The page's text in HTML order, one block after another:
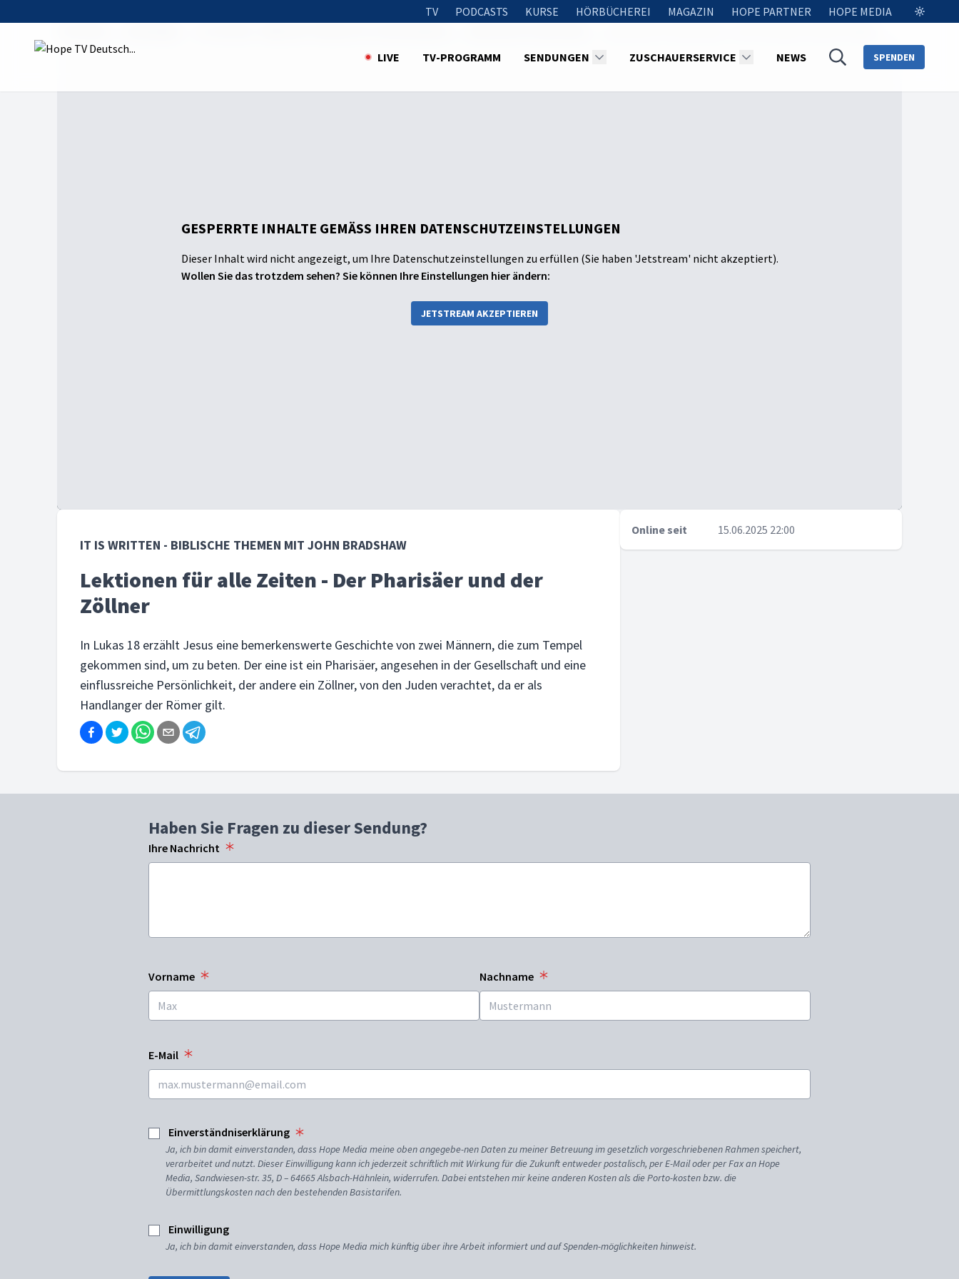
TV PODCASTS KURSE HÖRBÜCHEREI MAGAZIN HOPE PARTNER HOPE MEDIA
LIVE TV-PROGRAMM SENDUNGEN ZUSCHAUERSERVICE NEWS SPENDEN
GESPERRTE INHALTE GEMÄSS IHREN DATENSCHUTZEINSTELLUNGEN
Dieser Inhalt wird nicht angezeigt, um Ihre Datenschutzeinstellungen zu erfüllen (Sie haben 'Jetstream' nicht akzeptiert).
Wollen Sie das trotzdem sehen? Sie können Ihre Einstellungen hier ändern:
JETSTREAM AKZEPTIEREN
IT IS WRITTEN - BIBLISCHE THEMEN MIT JOHN BRADSHAW
Lektionen für alle Zeiten - Der Pharisäer und der
Zöllner
In Lukas 18 erzählt Jesus eine bemerkenswerte Geschichte von zwei Männern, die zum Tempel
gekommen sind, um zu beten. Der eine ist ein Pharisäer, angesehen in der Gesellschaft und eine
einflussreiche Persönlichkeit, der andere ein Zöllner, von den Juden verachtet, da er als
Handlanger der Römer gilt.
Online seit 15.06.2025 22:00
Haben Sie Fragen zu dieser Sendung?
Ihre Nachricht
Vorname Nachname
E-Mail
Einverständniserklärung
Ja, ich bin damit einverstanden, dass Hope Media meine oben angegebe-nen Daten zu meiner Betreuung im gesetzlich vorgeschriebenen Rahmen speichert,
verarbeitet und nutzt. Dieser Einwilligung kann ich jederzeit schriftlich mit Wirkung für die Zukunft entweder postalisch, per E-Mail oder per Fax an Hope
Media, Sandwiesen-str. 35, D – 64665 Alsbach-Hähnlein, widerrufen. Dabei entstehen mir keine anderen Kosten als die Porto-kosten bzw. die
Übermittlungskosten nach den bestehenden Basistarifen.
Einwilligung
Ja, ich bin damit einverstanden, dass Hope Media mich künftig über ihre Arbeit informiert und auf Spenden-möglichkeiten hinweist.